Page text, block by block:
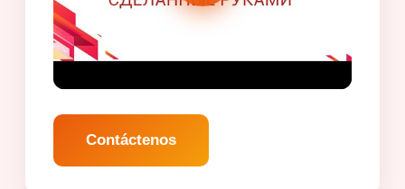
Contáctenos